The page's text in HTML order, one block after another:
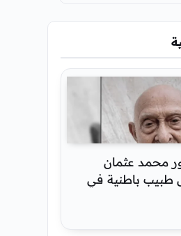
محمد عثمان
طبيب باطنية في